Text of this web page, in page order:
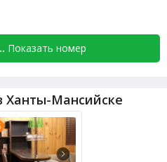
Показать номер
Ханты-Мансийске